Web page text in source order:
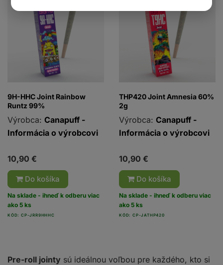
KÓD: CP-JRR9HHHC
9H-HHC Joint Rainbow
Runtz 99%
Výrobca: Canapuff -
Informácia o výrobcovi
10,90 €
Do košíka
Na sklade - ihneď k odberu viac
ako 5 ks
KÓD: CP-JATHP420
THP420 Joint Amnesia 60%
2g
Výrobca: Canapuff -
Informácia o výrobcovi
10,90 €
Do košíka
Na sklade - ihneď k odberu viac
ako 5 ks
Pre-roll jointy sú ideálnou voľbou pre každého, kto si